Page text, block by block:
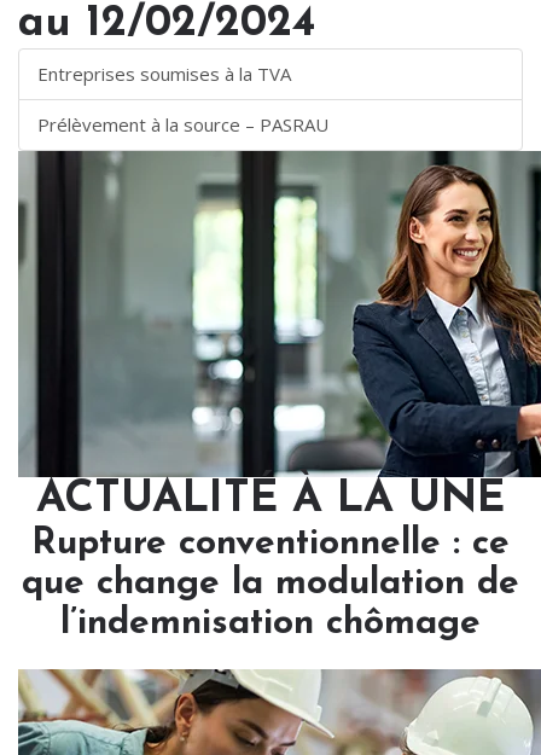
au 12/02/2024
Entreprises soumises à la TVA
Prélèvement à la source – PASRAU
ACTUALITÉ À LA UNE
Rupture conventionnelle : ce
que change la modulation de
l’indemnisation chômage